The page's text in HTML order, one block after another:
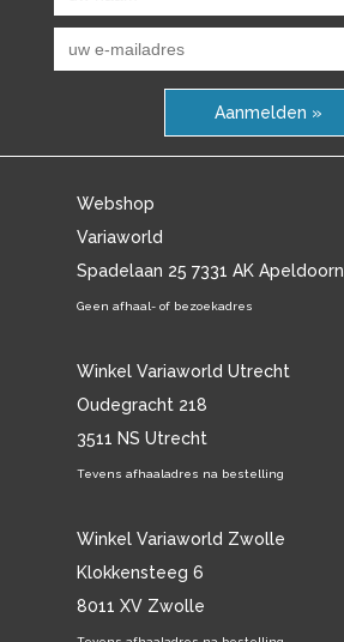
Aanmelden »
Webshop
Variaworld
Spadelaan 25 7331 AK Apeldoorn
Geen afhaal- of bezoekadres
Winkel Variaworld Utrecht
Oudegracht 218
3511 NS Utrecht
Tevens afhaaladres na bestelling
Winkel Variaworld Zwolle
Klokkensteeg 6
8011 XV Zwolle